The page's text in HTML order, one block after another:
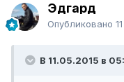
Эдгард
Опубликовано
В 11.05.2015 в